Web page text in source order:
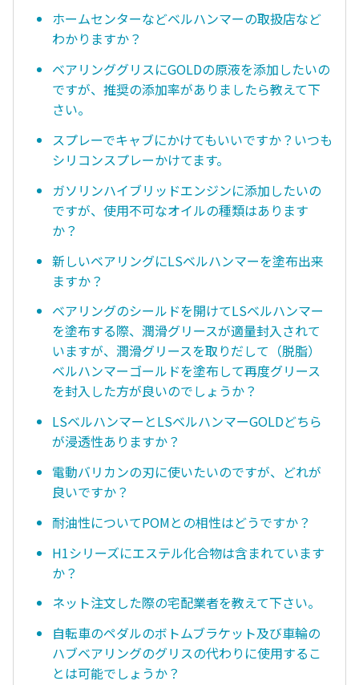
ホームセンターなどベルハンマーの取扱店など
わかりますか？
ベアリンググリスにGOLDの原液を添加したいの
ですが、推奨の添加率がありましたら教えて下
さい。
スプレーでキャブにかけてもいいですか？いつも
シリコンスプレーかけてます。
ガソリンハイブリッドエンジンに添加したいの
ですが、使用不可なオイルの種類はあります
か？
新しいベアリングにLSベルハンマーを塗布出来
ますか？
ベアリングのシールドを開けてLSベルハンマー
を塗布する際、潤滑グリースが適量封入されて
いますが、潤滑グリースを取りだして（脱脂）
ベルハンマーゴールドを塗布して再度グリース
を封入した方が良いのでしょうか？
LSベルハンマーとLSベルハンマーGOLDどちら
が浸透性ありますか？
電動バリカンの刃に使いたいのですが、どれが
良いですか？
耐油性についてPOMとの相性はどうですか？
H1シリーズにエステル化合物は含まれています
か？
ネット注文した際の宅配業者を教えて下さい。
自転車のペダルのボトムブラケット及び車輪の
ハブベアリングのグリスの代わりに使用するこ
とは可能でしょうか？